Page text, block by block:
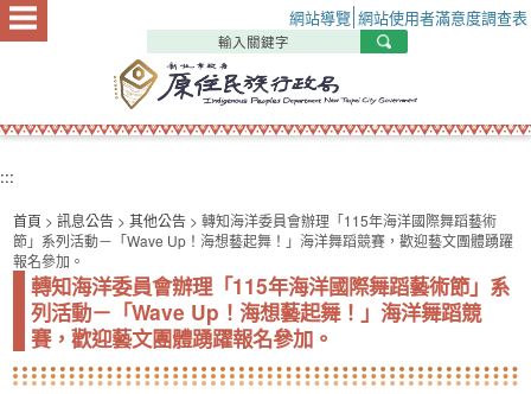
::: 網站導覽 網站使用者滿意度調查表
:::
首頁 > 訊息公告> 其他公告> 轉知海洋委員會辦理「115年海洋國際舞蹈藝術
節」系列活動－「Wave Up！海想藝起舞！」海洋舞蹈競賽，歡迎藝文團體踴躍
報名參加。
轉知海洋委員會辦理「115年海洋國際舞蹈藝術節」系
列活動－「Wave Up！海想藝起舞！」海洋舞蹈競
賽，歡迎藝文團體踴躍報名參加。